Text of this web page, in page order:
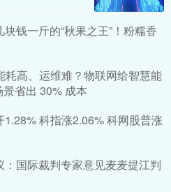
钱一斤的“秋果之王”！粉糯香
高、运维难？物联网给智慧能
景省出 30% 成本
科指涨2.06% 科网股普涨
国际裁判专家意见麦麦提江判